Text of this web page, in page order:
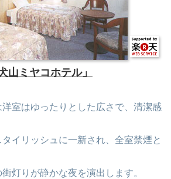
犬山ミヤコホテル」
室はゆったりとした広さで、清潔感
イリッシュに一新され、全室禁煙と
灯りが静かな夜を演出します。